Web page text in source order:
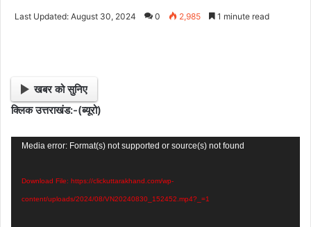
i
Last Updated: August 30, 2024 0 2,985 1 minute read
खबर को सुनिए
क्लिक उत्तराखंड:-(ब्यूरो)
Video
Media error: Format(s) not supported or source(s) not found
Download File: https://clickuttarakhand.com/wp-
content/uploads/2024/08/VN20240830_152452.mp4?_=1